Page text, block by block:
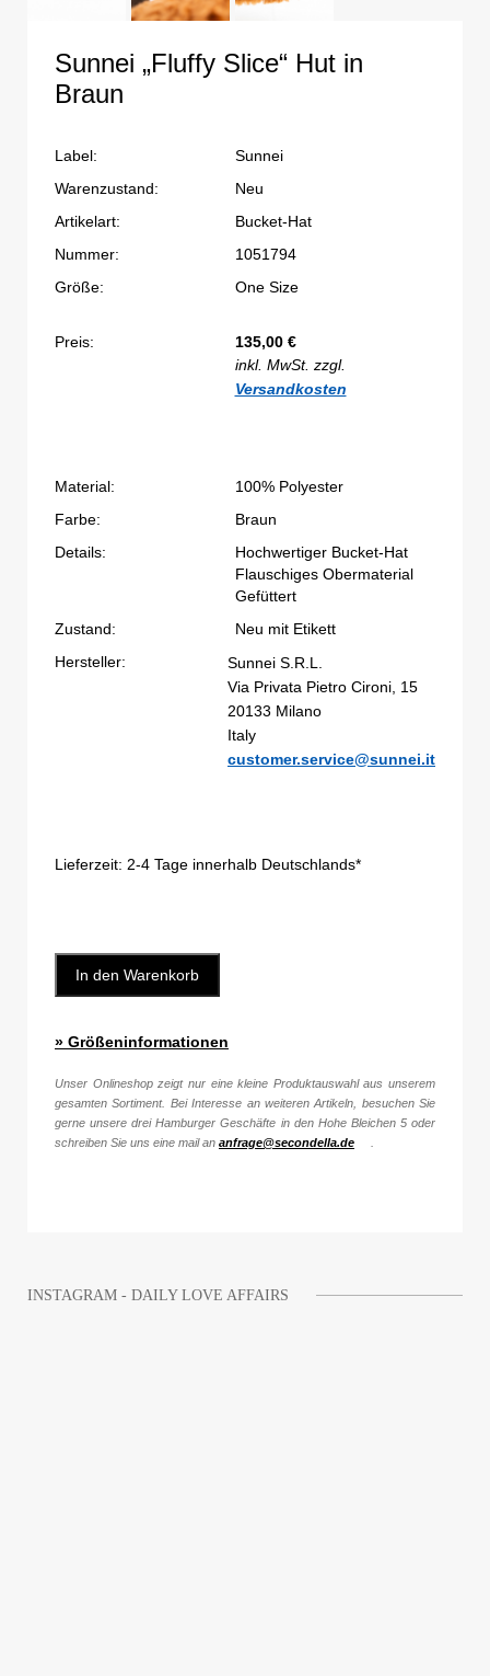
Sunnei „Fluffy Slice“ Hut in
Braun
Label:
Sunnei
Warenzustand:
Neu
Artikelart:
Bucket-Hat
Nummer:
1051794
Größe:
One Size
Preis: 135,00 €
inkl. MwSt. zzgl.
Versandkosten
Material:
100% Polyester
Farbe:
Braun
Details:
Hochwertiger Bucket-Hat
Flauschiges Obermaterial
Gefüttert
Zustand:
Neu mit Etikett
Hersteller:
Sunnei S.R.L.
Via Privata Pietro Cironi, 15
20133 Milano
Italy
customer.service@sunnei.it
Lieferzeit: 2-4 Tage innerhalb Deutschlands*
In den Warenkorb
» Größeninformationen
Unser Onlineshop zeigt nur eine kleine Produktauswahl aus unserem
gesamten Sortiment. Bei Interesse an weiteren Artikeln, besuchen Sie
gerne unsere drei Hamburger Geschäfte in den Hohe Bleichen 5 oder
schreiben Sie uns eine mail an anfrage@secondella.de
INSTAGRAM - DAILY LOVE AFFAIRS